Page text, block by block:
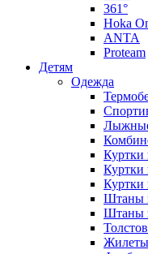
361°
Hoka
ANTA
Proteam
Детям
Одежда
Куртки
Куртки
Куртки
Штаны
Штаны
Жилеты